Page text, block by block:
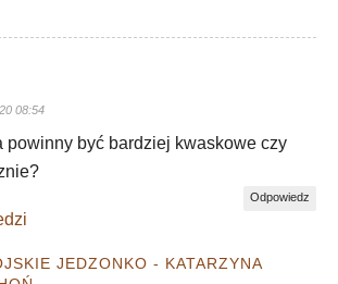
08:54
powinny być bardziej kwaskowe czy
Odpowiedz
JEDZONKO - KATARZYNA